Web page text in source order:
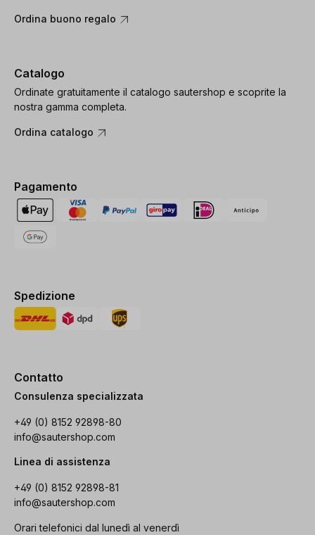
Ordina buono regalo
Catalogo
Ordinate gratuitamente il catalogo sautershop e scoprite la
nostra gamma completa.
Ordina catalogo
Pagamento
Spedizione
Contatto
Consulenza specializzata
+49 (0) 8152 92898-80
info@sautershop.com
Linea di assistenza
+49 (0) 8152 92898-81
info@sautershop.com
Orari telefonici dal lunedì al venerdì